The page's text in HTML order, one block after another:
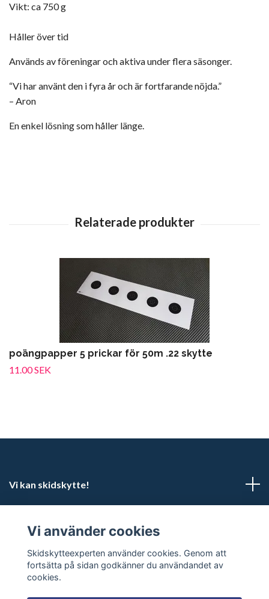
Vikt: ca 750 g
Håller över tid
Används av föreningar och aktiva under flera säsonger.
“Vi har använt den i fyra år och är fortfarande nöjda.”
– Aron
En enkel lösning som håller länge.
poängpapper 5 prickar för 50m .22 skytte
11.00 SEK
Vi kan skidskytte!
Sociala medier
Vi använder cookies
Skidskytteexperten använder cookies. Genom att
fortsätta på sidan godkänner du användandet av
cookies.